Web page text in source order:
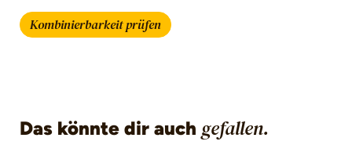
Kombinierbarkeit prüfen
Das könnte dir auch gefallen.